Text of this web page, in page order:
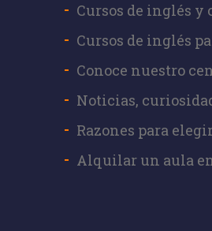
Cursos de inglés y
Cursos de inglés
Conoce nuestro
Noticias,
Razones para
Alquilar un aula